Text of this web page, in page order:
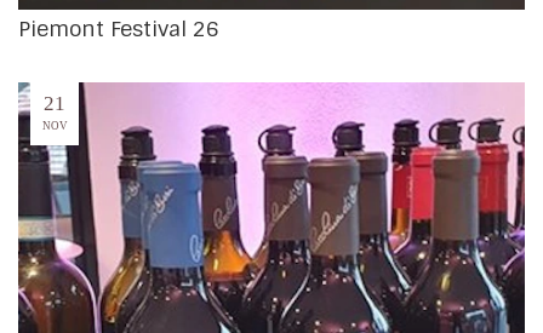
Piemont Festival 26
21
NOV